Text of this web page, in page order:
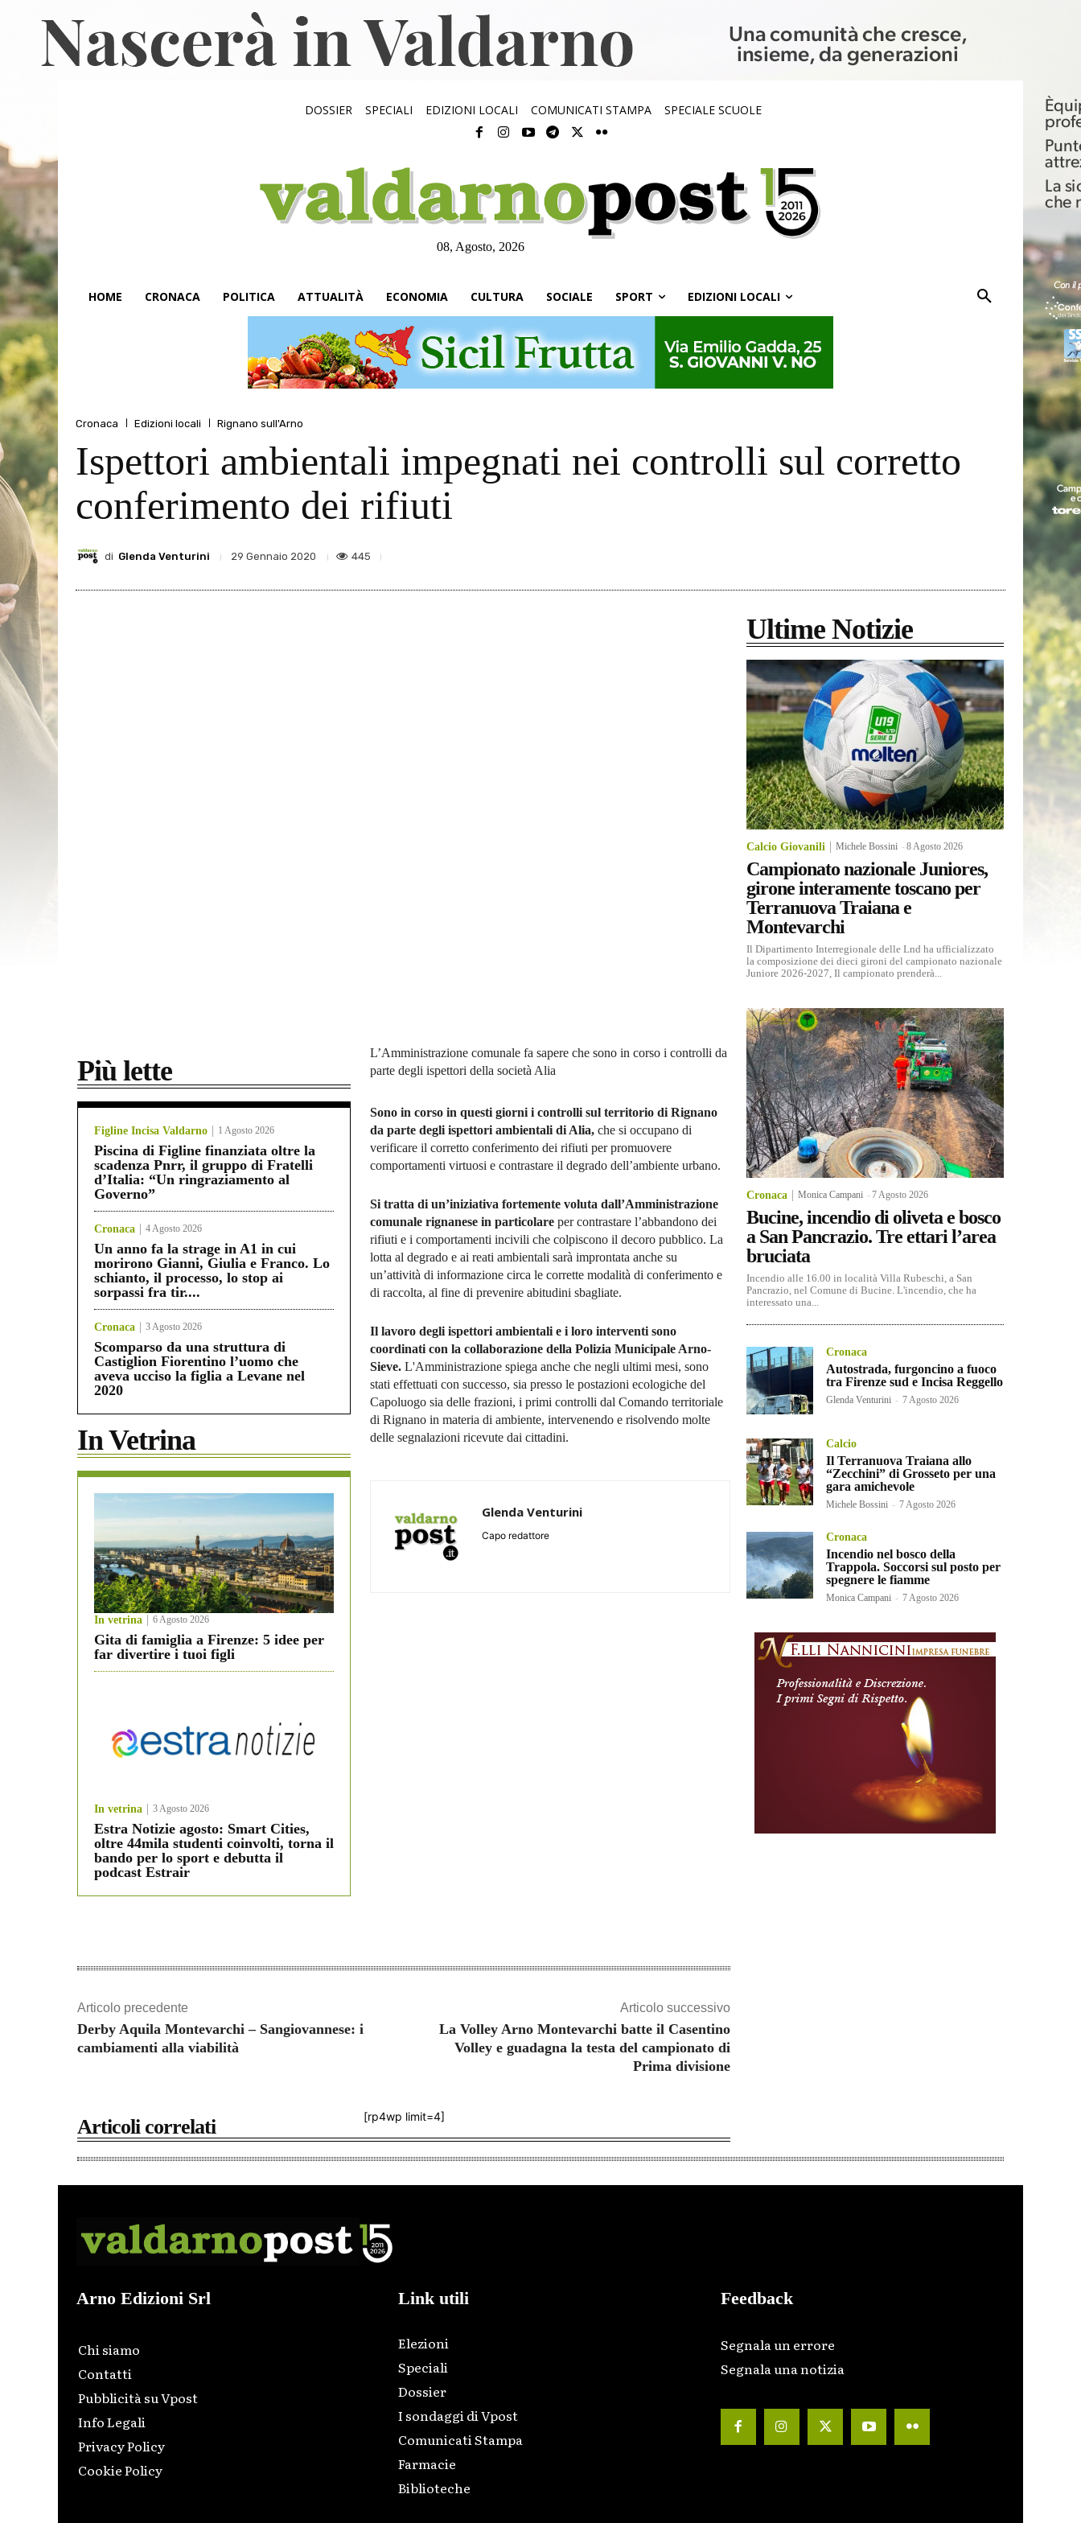
DOSSIER SPECIALI EDIZIONI LOCALI COMUNICATI STAMPA SPECIALE SCUOLE
08, Agosto, 2026
HOME CRONACA POLITICA ATTUALITÀ ECONOMIA CULTURA SOCIALE SPORT EDIZIONI LOCALI
Cronaca Edizioni locali Rignano sull'Arno
Ispettori ambientali impegnati nei controlli sul corretto
conferimento dei rifiuti
di Glenda Venturini 29 Gennaio 2020 445
Più lette
Figline Incisa Valdarno 1 Agosto 2026
Piscina di Figline finanziata oltre la
scadenza Pnrr, il gruppo di Fratelli
d’Italia: “Un ringraziamento al
Governo”
Cronaca 4 Agosto 2026
Un anno fa la strage in A1 in cui
morirono Gianni, Giulia e Franco. Lo
schianto, il processo, lo stop ai
sorpassi fra tir....
Cronaca 3 Agosto 2026
Scomparso da una struttura di
Castiglion Fiorentino l’uomo che
aveva ucciso la figlia a Levane nel
2020
In Vetrina
In vetrina 6 Agosto 2026
Gita di famiglia a Firenze: 5 idee per
far divertire i tuoi figli
In vetrina 3 Agosto 2026
Estra Notizie agosto: Smart Cities,
oltre 44mila studenti coinvolti, torna il
bando per lo sport e debutta il
podcast Estrair
L’Amministrazione comunale fa sapere che sono in corso i controlli da
parte degli ispettori della società Alia
Sono in corso in questi giorni i controlli sul territorio di Rignano
da parte degli ispettori ambientali di Alia, che si occupano di
verificare il corretto conferimento dei rifiuti per promuovere
comportamenti virtuosi e contrastare il degrado dell’ambiente urbano.
Si tratta di un’iniziativa fortemente voluta dall’Amministrazione
comunale rignanese in particolare per contrastare l’abbandono dei
rifiuti e i comportamenti incivili che colpiscono il decoro pubblico. La
lotta al degrado e ai reati ambientali sarà improntata anche su
un’attività di informazione circa le corrette modalità di conferimento e
di raccolta, al fine di prevenire abitudini sbagliate.
Il lavoro degli ispettori ambientali e i loro interventi sono
coordinati con la collaborazione della Polizia Municipale Arno-
Sieve. L'Amministrazione spiega anche che negli ultimi mesi, sono
stati effettuati con successo, sia presso le postazioni ecologiche del
Capoluogo sia delle frazioni, i primi controlli dal Comando territoriale
di Rignano in materia di ambiente, intervenendo e risolvendo molte
delle segnalazioni ricevute dai cittadini.
Glenda Venturini
Capo redattore
Articolo precedente
Derby Aquila Montevarchi – Sangiovannese: i
cambiamenti alla viabilità
Articolo successivo
La Volley Arno Montevarchi batte il Casentino
Volley e guadagna la testa del campionato di
Prima divisione
[rp4wp limit=4]
Articoli correlati
Ultime Notizie
Calcio Giovanili Michele Bossini -8 Agosto 2026
Campionato nazionale Juniores,
girone interamente toscano per
Terranuova Traiana e
Montevarchi
Il Dipartimento Interregionale delle Lnd ha ufficializzato
la composizione dei dieci gironi del campionato nazionale
Juniore 2026-2027, Il campionato prenderà...
Cronaca Monica Campani -7 Agosto 2026
Bucine, incendio di oliveta e bosco
a San Pancrazio. Tre ettari l’area
bruciata
Incendio alle 16.00 in località Villa Rubeschi, a San
Pancrazio, nel Comune di Bucine. L'incendio, che ha
interessato una...
Cronaca
Autostrada, furgoncino a fuoco
tra Firenze sud e Incisa Reggello
Glenda Venturini - 7 Agosto 2026
Calcio
Il Terranuova Traiana allo
“Zecchini” di Grosseto per una
gara amichevole
Michele Bossini - 7 Agosto 2026
Cronaca
Incendio nel bosco della
Trappola. Soccorsi sul posto per
spegnere le fiamme
Monica Campani - 7 Agosto 2026
Arno Edizioni Srl
Chi siamo
Contatti
Pubblicità su Vpost
Info Legali
Privacy Policy
Cookie Policy
Link utili
Elezioni
Speciali
Dossier
I sondaggi di Vpost
Comunicati Stampa
Farmacie
Biblioteche
Feedback
Segnala un errore
Segnala una notizia